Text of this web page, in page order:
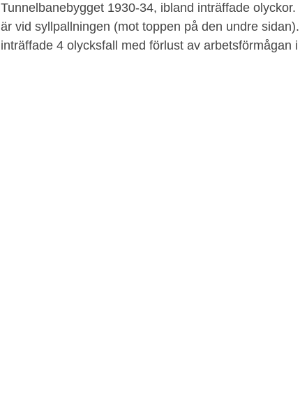
Tunnelbanebygget 1930-34, ibland inträffade
är vid syllpallningen (mot toppen på den undre
inträffade 4 olycksfall med förlust av arbetsförmågan